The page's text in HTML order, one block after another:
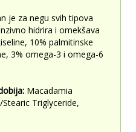
je za negu svih tipova
hidrira i omekšava
10% palmitinske
3% omega-3 i omega-6
Macadamia
Triglyceride,